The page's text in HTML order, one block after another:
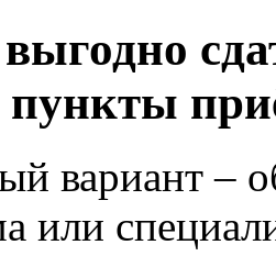
вариант –
или